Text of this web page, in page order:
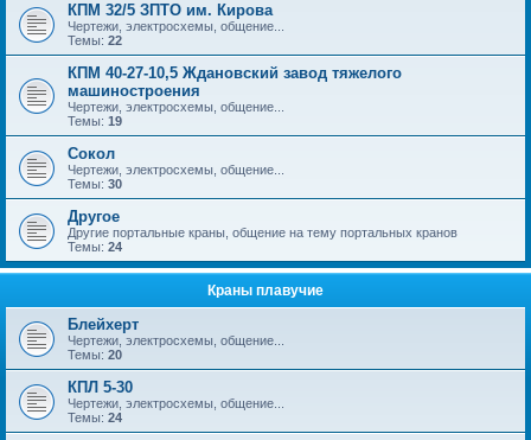
КПМ 32/5 ЗПТО им. Кирова
Чертежи, электросхемы, общение...
Темы: 22
КПМ 40-27-10,5 Ждановский завод тяжелого
машиностроения
Чертежи, электросхемы, общение...
Темы: 19
Сокол
Чертежи, электросхемы, общение...
Темы: 30
Другое
Другие портальные краны, общение на тему портальных кранов
Темы: 24
Краны плавучие
Блейхерт
Чертежи, электросхемы, общение...
Темы: 20
КПЛ 5-30
Чертежи, электросхемы, общение...
Темы: 24